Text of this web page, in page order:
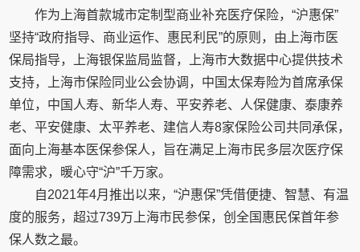
作为上海首款城市定制型商业补充医疗保险，“沪惠保”
坚持“政府指导、商业运作、惠民利民”的原则，由上海市医
保局指导，上海银保监局监督，上海市大数据中心提供技术
支持，上海市保险同业公会协调，中国太保寿险为首席承保
单位，中国人寿、新华人寿、平安养老、人保健康、泰康养
老、平安健康、太平养老、建信人寿8家保险公司共同承保，
面向上海基本医保参保人，旨在满足上海市民多层次医疗保
障需求，暖心守“沪”千万家。
自2021年4月推出以来，“沪惠保”凭借便捷、智慧、有温
度的服务，超过739万上海市民参保，创全国惠民保首年参
保人数之最。